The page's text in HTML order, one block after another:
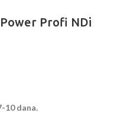
Profi NDi
10 dana.